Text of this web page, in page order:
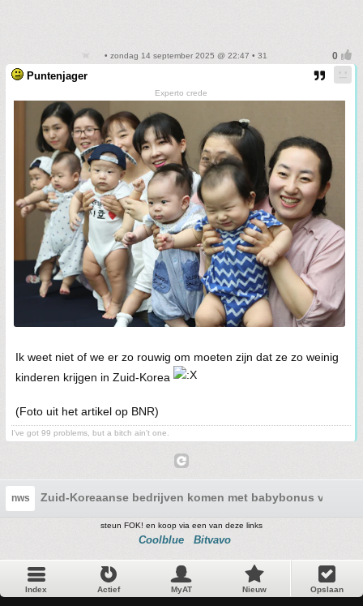
• zondag 14 september 2025 @ 22:47 • 31
Puntenjager
Experto crede
Ik weet niet of we er zo rouwig om moeten zijn dat ze zo weinig
kinderen krijgen in Zuid-Korea
(Foto uit het artikel op BNR)
I've got 99 problems, but a bitch ain't one.
nws Zuid-Koreaanse bedrijven komen met babybonus van
steun FOK! en koop via een van deze links
Coolblue Bitvavo
Index Actief MyAT Nieuw Opslaan